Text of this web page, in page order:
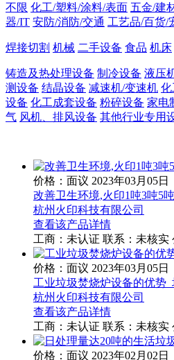
不限 化工/塑料/涂料/表面 五金/建
器/IT 安防/消防/交通 工艺品/百货/
焊接切割 机械 二手设备 食品 机床
铸造及热处理设备 制冷设备 液压
测设备 结晶设备 减速机/变速机 化
设备 化工成套设备 粉碎设备 家电
气 风机、排风设备 其他行业专用
价格：面议 2023年03月05日
改善卫生环境,火印1吨3吨5
杭州火印科技有限公司
查看该产品详情
工商： 未认证 联系： 未核实
价格：面议 2023年03月05日
工业垃圾焚烧炉设备的优势
杭州火印科技有限公司
查看该产品详情
工商： 未认证 联系： 未核实
价格：面议 2023年02月02日